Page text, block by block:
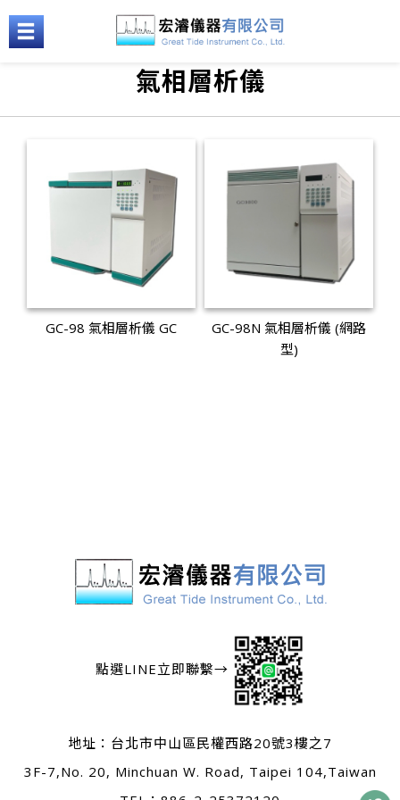
氣相層析儀
GC-98 氣相層析儀 GC
GC-98N 氣相層析儀 (網路
型)
點選LINE立即聯繫→
地址： 台北市中山區民權西路20號3樓之7
3F-7,No. 20, Minchuan W. Road, Taipei 104,Taiwan